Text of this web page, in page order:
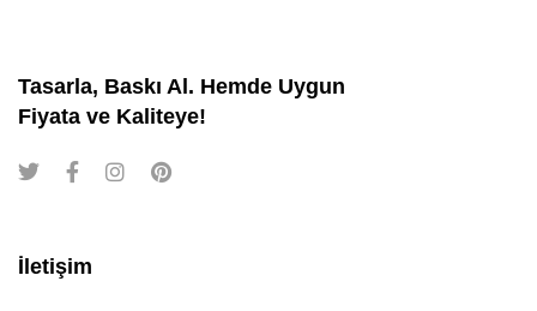
Tasarla, Baskı Al. Hemde Uygun
Fiyata ve Kaliteye!
İletişim